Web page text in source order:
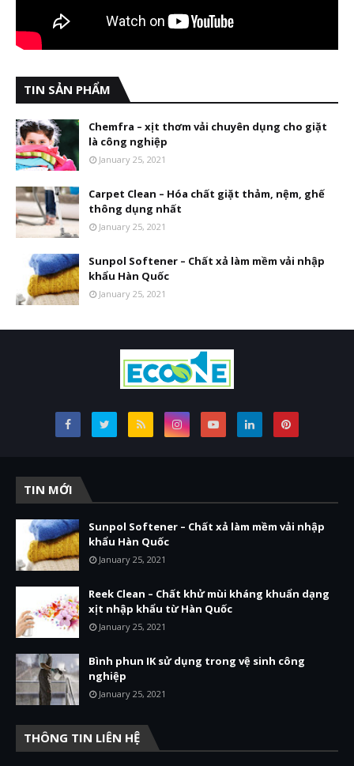
TIN SẢN PHẨM
Chemfra – xịt thơm vải chuyên dụng cho giặt
là công nghiệp
January 25, 2021
Carpet Clean – Hóa chất giặt thảm, nệm, ghế
thông dụng nhất
January 25, 2021
Sunpol Softener – Chất xả làm mềm vải nhập
khẩu Hàn Quốc
January 25, 2021
TIN MỚI
Sunpol Softener – Chất xả làm mềm vải nhập
khẩu Hàn Quốc
January 25, 2021
Reek Clean – Chất khử mùi kháng khuẩn dạng
xịt nhập khẩu từ Hàn Quốc
January 25, 2021
Bình phun IK sử dụng trong vệ sinh công
nghiệp
January 25, 2021
THÔNG TIN LIÊN HỆ